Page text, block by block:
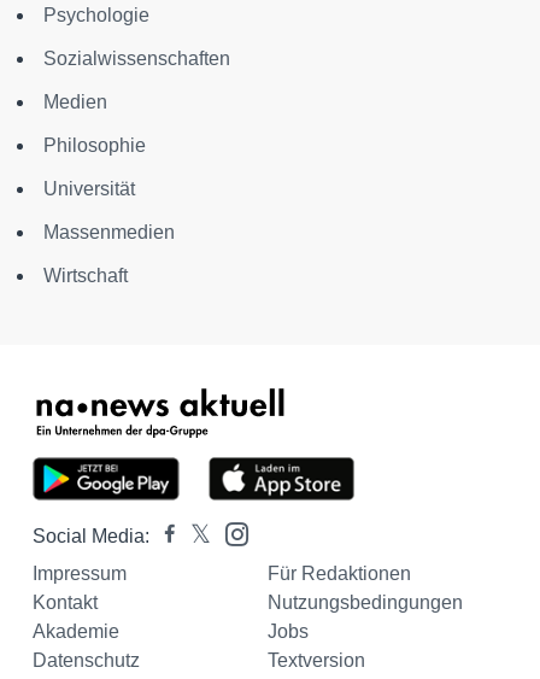
Psychologie
Sozialwissenschaften
Medien
Philosophie
Universität
Massenmedien
Wirtschaft
Social Media:
Impressum
Für Redaktionen
Kontakt
Nutzungsbedingungen
Akademie
Jobs
Datenschutz
Textversion